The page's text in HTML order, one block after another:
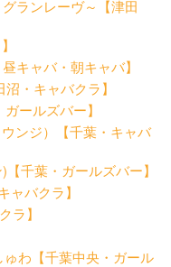
ランレーヴ～【津田
キャバ・朝キャバ】
・キャバクラ】
ールズバー】
ウンジ）【千葉・キャバ
千葉・ガールズバー】
ャバクラ】
ラ】
ゅわ【千葉中央・ガール